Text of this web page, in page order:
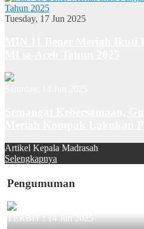
Tuesday, 17 Jun 2025
Artikel Kepala Madrasah
Selengkapnya
Pengumuman
TERBIT :14 Jun 2025